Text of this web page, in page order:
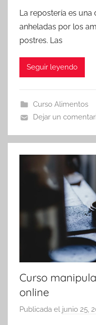
La repostería es una
anheladas por los
postres. Las
Seguir leyendo
Curso Alimentos
Dejar un
Curso
online
Publicada el junio 25,